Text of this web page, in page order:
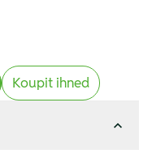
Koupit ihned